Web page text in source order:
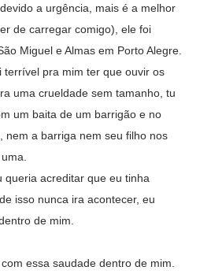
a urgência, mais é a melhor
de carregar comigo), ele foi
Miguel e Almas em Porto Alegre.
terrível pra mim ter que ouvir os
uma crueldade sem tamanho, tu
um baita de um barrigão e no
nem a barriga nem seu filho nos
acreditar que eu tinha
isso nunca ira acontecer, eu
de mim.
essa saudade dentro de mim.